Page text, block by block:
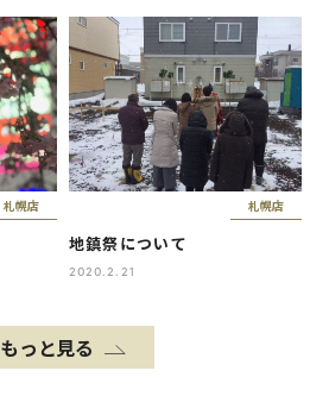
札幌店 札幌店
地鎮祭について
2020.2.21
もっと見る